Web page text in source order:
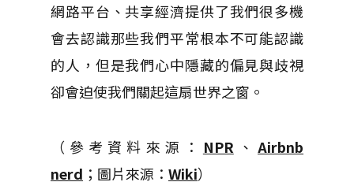
網路平台、共享經濟提供了我們很多機
會去認識那些我們平常根本不可能認識
的人，但是我們心中隱藏的偏見與歧視
卻會迫使我們關起這扇世界之窗。
（參考資料來源： NPR 、Airbnb
nerd ；圖片來源： Wiki）